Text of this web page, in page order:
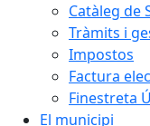
Catàleg de
Tràmits i
Impostos
Factura
Finestreta
El municipi